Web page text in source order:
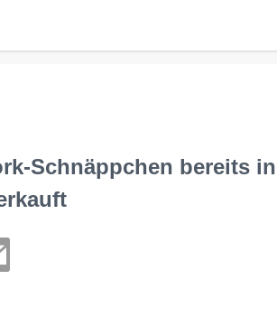
Schnäppchen bereits